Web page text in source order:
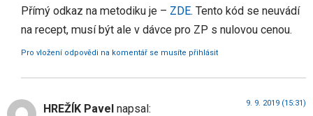
Přímý odkaz na metodiku je – ZDE. Tento kód se neuvádí
na recept, musí být ale v dávce pro ZP s nulovou cenou.
Pro vložení odpovědi na komentář se musíte přihlásit
HREŽÍK Pavel napsal: 9. 9. 2019 (15:31)